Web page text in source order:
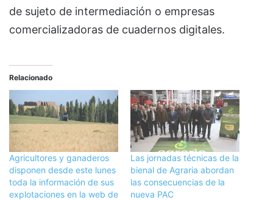
de sujeto de intermediación o empresas
comercializadoras de cuadernos digitales.
Relacionado
Agricultores y ganaderos
disponen desde este lunes
toda la información de sus
explotaciones en la web de
Las jornadas técnicas de la
bienal de Agraria abordan
las consecuencias de la
nueva PAC